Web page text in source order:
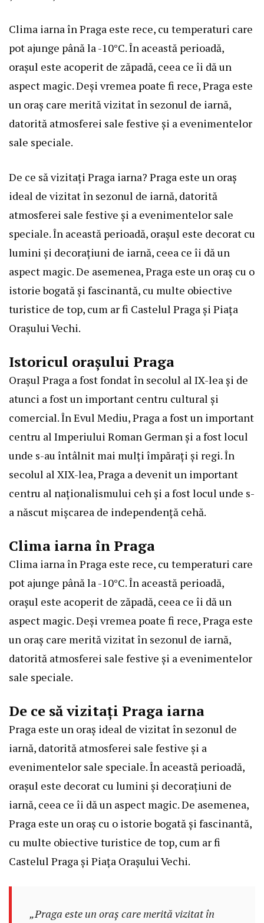
Clima iarna în Praga este rece, cu temperaturi care
pot ajunge până la -10°C. În această perioadă,
orașul este acoperit de zăpadă, ceea ce îi dă un
aspect magic. Deși vremea poate fi rece, Praga este
un oraș care merită vizitat în sezonul de iarnă,
datorită atmosferei sale festive și a evenimentelor
sale speciale.
De ce să vizitați Praga iarna? Praga este un oraș
ideal de vizitat în sezonul de iarnă, datorită
atmosferei sale festive și a evenimentelor sale
speciale. În această perioadă, orașul este decorat cu
lumini și decorațiuni de iarnă, ceea ce îi dă un
aspect magic. De asemenea, Praga este un oraș cu o
istorie bogată și fascinantă, cu multe obiective
turistice de top, cum ar fi Castelul Praga și Piața
Orașului Vechi.
Istoricul orașului Praga
Orașul Praga a fost fondat în secolul al IX-lea și de
atunci a fost un important centru cultural și
comercial. În Evul Mediu, Praga a fost un important
centru al Imperiului Roman German și a fost locul
unde s-au întâlnit mai mulți împărați și regi. În
secolul al XIX-lea, Praga a devenit un important
centru al naționalismului ceh și a fost locul unde s-
a născut mișcarea de independență cehă.
Clima iarna în Praga
Clima iarna în Praga este rece, cu temperaturi care
pot ajunge până la -10°C. În această perioadă,
orașul este acoperit de zăpadă, ceea ce îi dă un
aspect magic. Deși vremea poate fi rece, Praga este
un oraș care merită vizitat în sezonul de iarnă,
datorită atmosferei sale festive și a evenimentelor
sale speciale.
De ce să vizitați Praga iarna
Praga este un oraș ideal de vizitat în sezonul de
iarnă, datorită atmosferei sale festive și a
evenimentelor sale speciale. În această perioadă,
orașul este decorat cu lumini și decorațiuni de
iarnă, ceea ce îi dă un aspect magic. De asemenea,
Praga este un oraș cu o istorie bogată și fascinantă,
cu multe obiective turistice de top, cum ar fi
Castelul Praga și Piața Orașului Vechi.
„Praga este un oraș care merită vizitat în